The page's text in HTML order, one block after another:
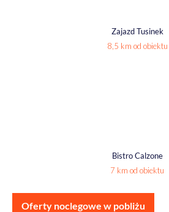
Zajazd Tusinek
8,5 km od obiektu
Bistro Calzone
7 km od obiektu
Oferty noclegowe w pobliżu